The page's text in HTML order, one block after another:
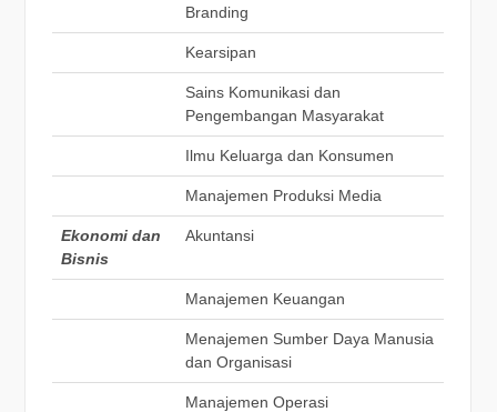
Branding
Kearsipan
Sains Komunikasi dan
Pengembangan Masyarakat
Ilmu Keluarga dan Konsumen
Manajemen Produksi Media
Ekonomi dan
Bisnis
Akuntansi
Manajemen Keuangan
Menajemen Sumber Daya Manusia
dan Organisasi
Manajemen Operasi